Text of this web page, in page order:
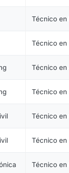
Técnico en
Técnico en
Técnico en
Técnico en
Técnico en
Técnico en
Técnico en